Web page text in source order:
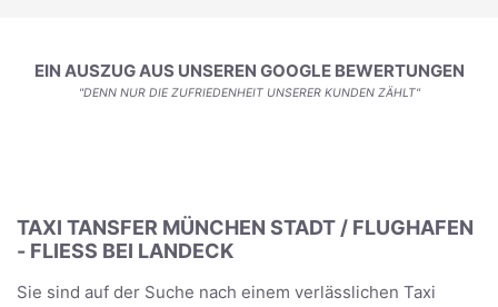
EIN AUSZUG AUS UNSEREN GOOGLE BEWERTUNGEN
"DENN NUR DIE ZUFRIEDENHEIT UNSERER KUNDEN ZÄHLT"
TAXI TANSFER MÜNCHEN STADT / FLUGHAFEN
- FLIESS BEI LANDECK
Sie sind auf der Suche nach einem verlässlichen Taxi